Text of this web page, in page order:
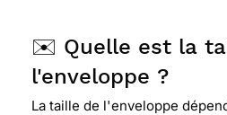
✉️ Quelle est la
l'enveloppe ?
La taille de l'enveloppe